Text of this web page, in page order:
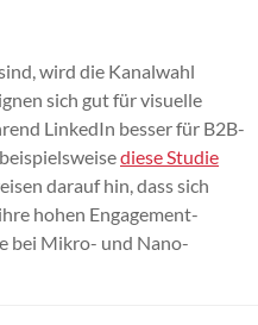
wird die Kanalwahl
sich gut für visuelle
LinkedIn besser für B2B-
diese Studie
darauf hin, dass sich
hohen Engagement-
bei Mikro- und Nano-